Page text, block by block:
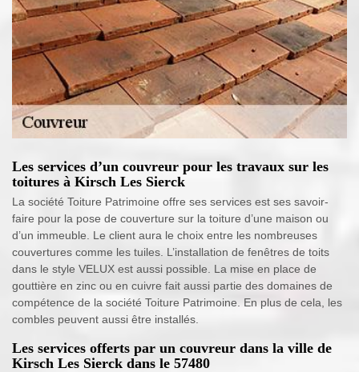
Les services d’un couvreur pour les travaux sur les
toitures à Kirsch Les Sierck
La société Toiture Patrimoine offre ses services est ses savoir-
faire pour la pose de couverture sur la toiture d’une maison ou
d’un immeuble. Le client aura le choix entre les nombreuses
couvertures comme les tuiles. L’installation de fenêtres de toits
dans le style VELUX est aussi possible. La mise en place de
gouttière en zinc ou en cuivre fait aussi partie des domaines de
compétence de la société Toiture Patrimoine. En plus de cela, les
combles peuvent aussi être installés.
Les services offerts par un couvreur dans la ville de
Kirsch Les Sierck dans le 57480